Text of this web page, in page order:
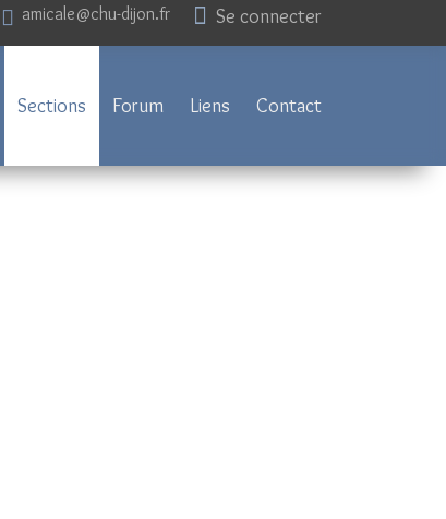
Se connecter
amicale@chu-dijon.fr
Sections Forum Liens Contact